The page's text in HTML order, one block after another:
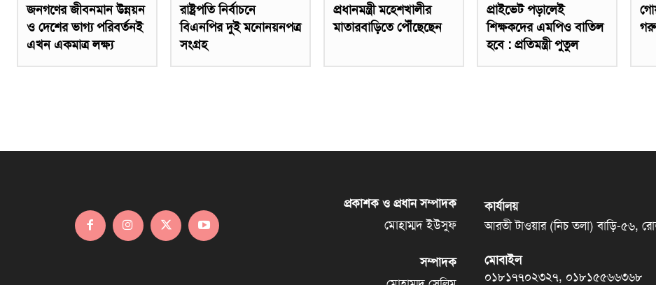
জনগণের জীবনমান উন্নয়ন
ও দেশের ভাগ্য পরিবর্তনই
এখন একমাত্র লক্ষ্য
রাষ্ট্রপতি নির্বাচনে
বিএনপির দুই মনোনয়নপত্র
সংগ্রহ
প্রধানমন্ত্রী মহেশখালীর
মাতারবাড়িতে পৌঁছেছেন
প্রাইভেট পড়ালেই
শিক্ষকদের এমপিও বাতিল
হবে : প্রতিমন্ত্রী পুতুল
গরু
প্রকাশক ও প্রধান সম্পাদক
মোহাম্মদ ইউসুফ
সম্পাদক
কার্যালয়
আরতী টাওয়ার (নিচ তলা) বাড়ি-৫৬,
মোবাইল
০১৮১৭৭০২৩২৭, ০১৮১৫৫৬৬৩৬৮